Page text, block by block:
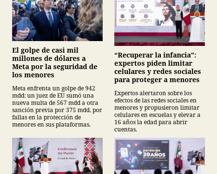
El golpe de casi mil
millones de dólares a
Meta por la seguridad de
los menores
Meta enfrenta un golpe de 942
mdd: un juez de EU sumó una
nueva multa de 567 mdd a otra
sanción previa por 375 mdd, por
fallas en la protección de
menores en sus plataformas.
“Recuperar la infancia”:
expertos piden limitar
celulares y redes sociales
para proteger a menores
Expertos alertaron sobre los
efectos de las redes sociales en
menores y propusieron limitar
celulares en escuelas y elevar a
16 años la edad para abrir
cuentas.